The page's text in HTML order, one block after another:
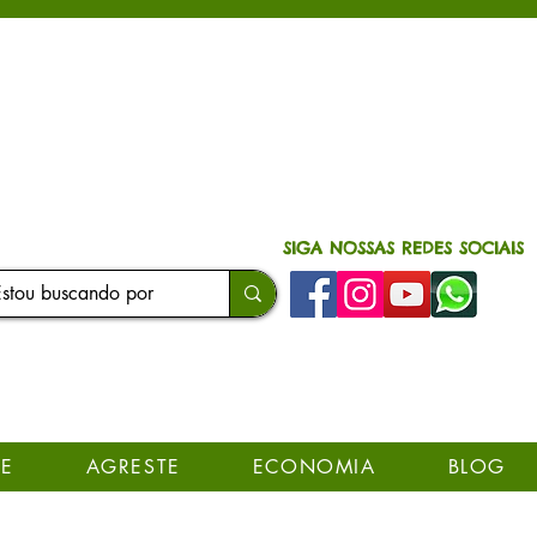
SIGA NOSSAS REDES SOCIAIS
AGRESTE ECONOMIA BLOG